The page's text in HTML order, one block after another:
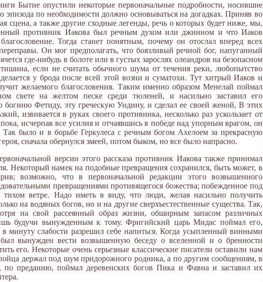
Бытие опустили некоторые первоначальные подробности, носившие
эпизода по необходимости должно основываться на догадках. Приняв во
сцена, а также другие сходные легенды, речь о которых будет ниже, мы,
противник Иакова был речным духом или джинном и что Иаков
Тогда станет понятным, почему он отослал вперед всех
Он мог предполагать, что боязливый речной бог, напуганный
где-нибудь в болоте или в густых зарослях олеандров на безопасном
если не считать обычного шума от течения реки, любопытство
у брода после всей этой возни и суматохи. Тут хитрый Иаков и
желаемого благословения. Таким именно образом Менелай поймал
свете на желтом песке среди тюленей, и насильно заставил его
богиню Фетиду, эту греческую Ундину, и сделал ее своей женой, В этих
извивается в руках своего противника, несколько раз ускользает от
исчерпав все усилия и отчаявшись в победе над упорным врагом, он
было и в борьбе Геркулеса с речным богом Ахелоем за прекрасную
сначала обернулся змеей, потом быком, но все было напрасно.
версии этого рассказа противник Иакова также принимал
Некоторый намек на подобные превращения сохранился, быть может, в
возможно, что в первоначальной редакции этого возвышенного
превращениями противящегося божества; побежденное под
ветре. Надо иметь в виду, что люди, желая насильно получить
на водяных богов, но и на другие сверхъестественные существа. Так,
на свой рассеянный образ жизни, обширным запасом различных
будучи вынужденным к тому. Фригийский царь Мидас поймал его,
минуту слабости разрешил себе напиться. Когда усыпленный винными
вынужден вести возвышенную беседу о вселенной и о бренности
его. Некоторые очень серьезные классические писатели оставили нам
держал под шум придорожного родника, а по другим сообщениям, в
по преданию, поймал деревенских богов Пика и Фавна и заставил их